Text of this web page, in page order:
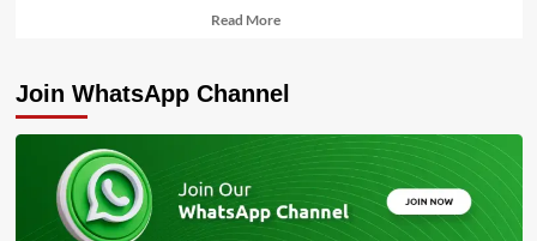
Read MoreRead
Join WhatsApp Channel